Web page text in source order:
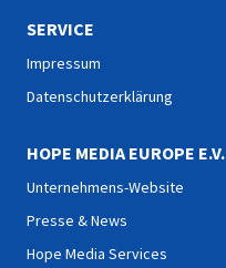
SERVICE
Impressum
Datenschutzerklärung
HOPE MEDIA EUROPE E.V.
Unternehmens-Website
Presse & News
Hope Media Services